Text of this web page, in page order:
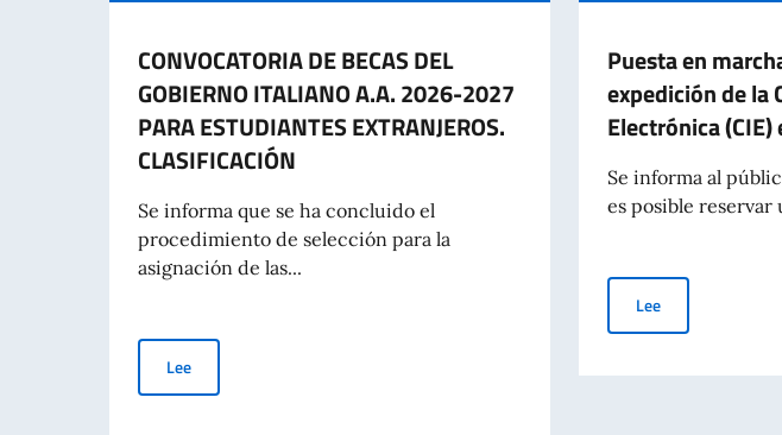
CONVOCATORIA DE BECAS DEL
GOBIERNO ITALIANO A.A. 2026-2027
PARA ESTUDIANTES EXTRANJEROS.
CLASIFICACIÓN
Se informa que se ha concluido el
procedimiento de selección para la
asignación de las...
LeeCONVOCATORIA DE BECAS DEL GOBIERNO ITALIANO A.A. 2026-2027 PARA
Puesta en
expedición de la
Electrónica
Se informa al
es posible reservar
LeePuesta en